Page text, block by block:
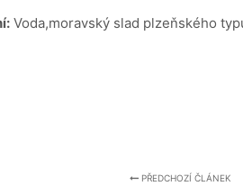
Voda,moravský slad plzeňského
PŘEDCHOZÍ ČLÁNEK